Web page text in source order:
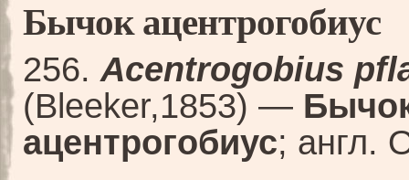
Бычок ацентрогобиус
256. Acentrogobius
(Bleeker,1853) —
ацентрогобиус; англ.